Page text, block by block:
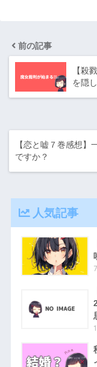
前の記事
【殺
を隠
【恋と嘘７巻感想】
ですか？
人気記事